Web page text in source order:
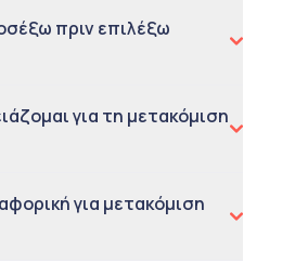
πριν επιλέξω
για τη μετακόμιση
για μετακόμιση